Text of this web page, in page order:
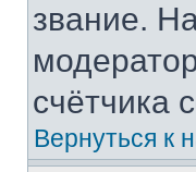
звание.
счётчика
Вернуться к